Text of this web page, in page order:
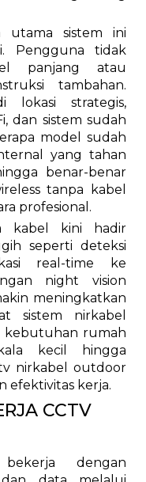
utama sistem ini
Pengguna tidak
panjang atau
tambahan.
lokasi strategis,
dan sistem sudah
model sudah
yang tahan
benar-benar
tanpa kabel
profesional.
kabel kini hadir
seperti deteksi
real-time ke
night vision
meningkatkan
sistem nirkabel
kebutuhan rumah
kecil hingga
nirkabel outdoor
efektivitas kerja.
CCTV
dengan